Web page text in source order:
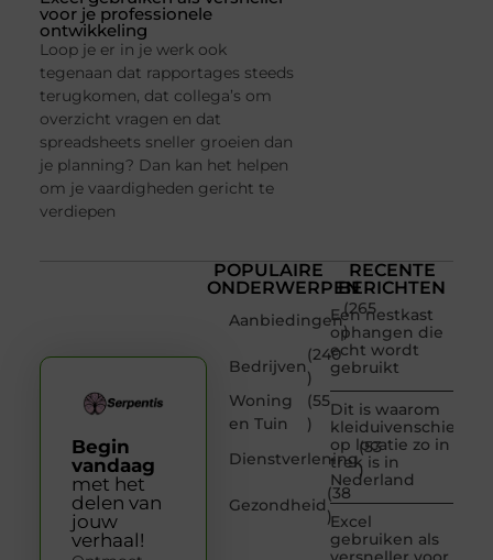
voor je professionele
ontwikkeling
Loop je er in je werk ook
tegenaan dat rapportages steeds
terugkomen, dat collega’s om
overzicht vragen en dat
spreadsheets sneller groeien dan
je planning? Dan kan het helpen
om je vaardigheden gericht te
verdiepen
POPULAIRE
ONDERWERPEN
Aanbiedingen
(265
)
Bedrijven
(240
)
Woning
en Tuin
(55
)
Dienstverlening
(53
)
Gezondheid
(38
)
RECENTE
BERICHTEN
Een nestkast
ophangen die
echt wordt
gebruikt
Dit is waarom
kleiduivenschieten
op locatie zo in
trek is in
Nederland
Excel
gebruiken als
Begin
vandaag
met het
delen van
jouw
verhaal!